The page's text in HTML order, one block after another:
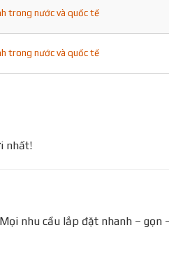
trong nước và quốc tế
trong nước và quốc tế
nhất!
nhu cầu lắp đặt nhanh – gọn